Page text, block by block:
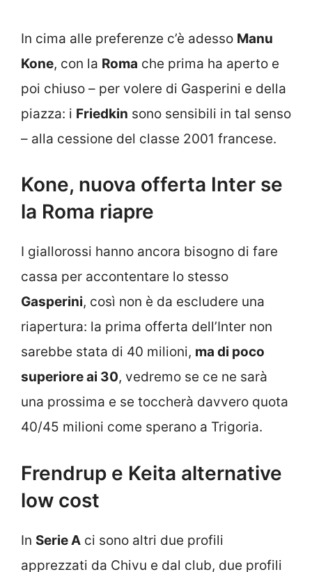
In cima alle preferenze c’è adesso Manu
Kone, con la Roma che prima ha aperto e
poi chiuso – per volere di Gasperini e della
piazza: i Friedkin sono sensibili in tal senso
– alla cessione del classe 2001 francese.
Kone, nuova offerta Inter se
la Roma riapre
I giallorossi hanno ancora bisogno di fare
cassa per accontentare lo stesso
Gasperini, così non è da escludere una
riapertura: la prima offerta dell’Inter non
sarebbe stata di 40 milioni, ma di poco
superiore ai 30, vedremo se ce ne sarà
una prossima e se toccherà davvero quota
40/45 milioni come sperano a Trigoria.
Frendrup e Keita alternative
low cost
In Serie A ci sono altri due profili
apprezzati da Chivu e dal club, due profili